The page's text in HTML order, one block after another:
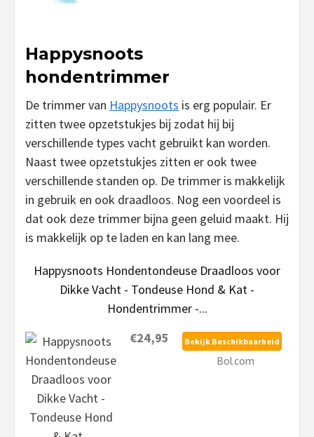
Happysnoots
hondentrimmer
De trimmer van Happysnoots is erg populair. Er
zitten twee opzetstukjes bij zodat hij bij
verschillende types vacht gebruikt kan worden.
Naast twee opzetstukjes zitten er ook twee
verschillende standen op. De trimmer is makkelijk
in gebruik en ook draadloos. Nog een voordeel is
dat ook deze trimmer bijna geen geluid maakt. Hij
is makkelijk op te laden en kan lang mee.
Happysnoots Hondentondeuse Draadloos voor
Dikke Vacht - Tondeuse Hond & Kat -
Hondentrimmer -...
€24,95
Bekijk Beschikbaarheid
Bol.com